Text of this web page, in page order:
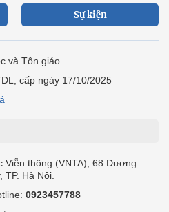
Sự kiện
và Tôn giáo
cấp ngày 17/10/2025
Viễn thông (VNTA), 68 Dương
Hà Nội.
0923457788